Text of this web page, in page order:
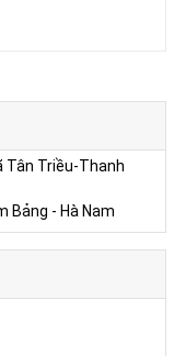
applications
pull-out means
in existing
a vast range of
even under
Tân Triều-Thanh
Bảng - Hà Nam